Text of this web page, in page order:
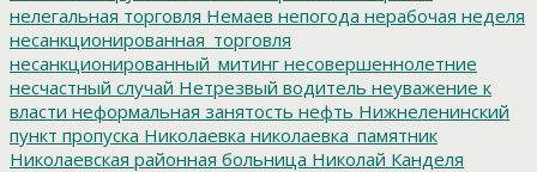
нелегальная торговля Немаев непогода нерабочая неделя
несанкционированная_торговля
несанкционированный_митинг несовершеннолетние
несчастный случай Нетрезвый водитель неуважение к
власти неформальная занятость нефть Нижнеленинский
пункт пропуска Николаевка николаевка_памятник
Николаевская районная больница Николай Канделя